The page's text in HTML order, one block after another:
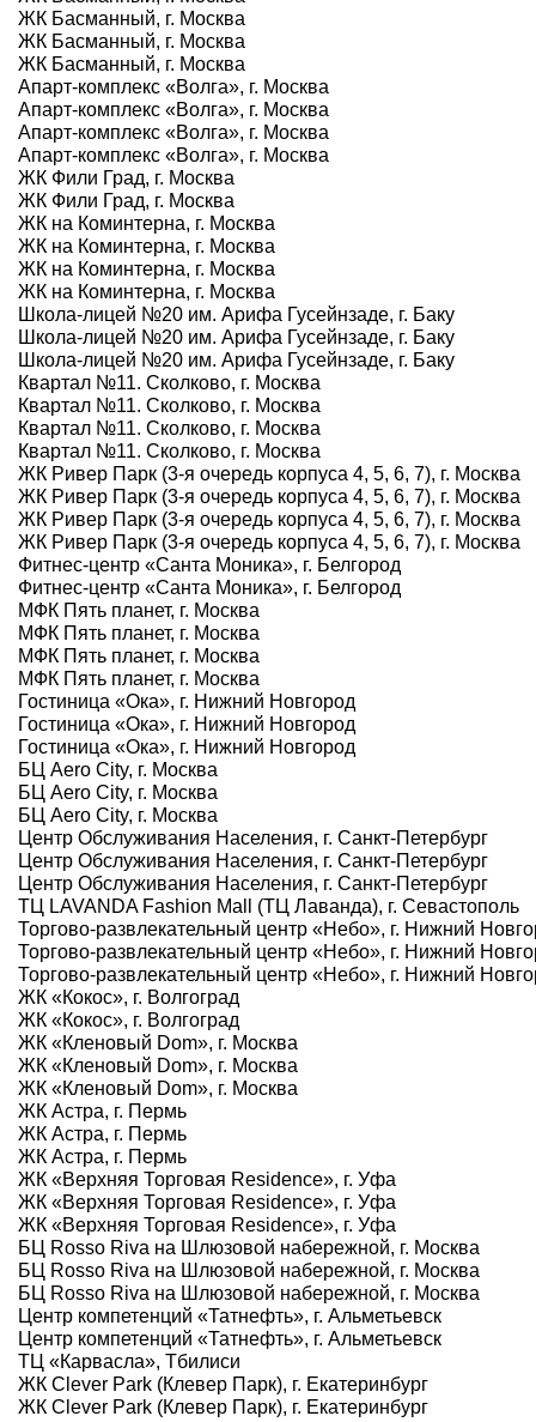
ЖК Басманный, г. Москва
ЖК Басманный, г. Москва
ЖК Басманный, г. Москва
Апарт-комплекс «Волга», г. Москва
Апарт-комплекс «Волга», г. Москва
Апарт-комплекс «Волга», г. Москва
Апарт-комплекс «Волга», г. Москва
ЖК Фили Град, г. Москва
ЖК Фили Град, г. Москва
ЖК на Коминтерна, г. Москва
ЖК на Коминтерна, г. Москва
ЖК на Коминтерна, г. Москва
ЖК на Коминтерна, г. Москва
Школа-лицей №20 им. Арифа Гусейнзаде, г. Баку
Школа-лицей №20 им. Арифа Гусейнзаде, г. Баку
Школа-лицей №20 им. Арифа Гусейнзаде, г. Баку
Квартал №11. Сколково, г. Москва
Квартал №11. Сколково, г. Москва
Квартал №11. Сколково, г. Москва
Квартал №11. Сколково, г. Москва
ЖК Ривер Парк (3-я очередь корпуса 4, 5, 6, 7), г. Москва
ЖК Ривер Парк (3-я очередь корпуса 4, 5, 6, 7), г. Москва
ЖК Ривер Парк (3-я очередь корпуса 4, 5, 6, 7), г. Москва
ЖК Ривер Парк (3-я очередь корпуса 4, 5, 6, 7), г. Москва
Фитнес-центр «Санта Моника», г. Белгород
Фитнес-центр «Санта Моника», г. Белгород
МФК Пять планет, г. Москва
МФК Пять планет, г. Москва
МФК Пять планет, г. Москва
МФК Пять планет, г. Москва
Гостиница «Ока», г. Нижний Новгород
Гостиница «Ока», г. Нижний Новгород
Гостиница «Ока», г. Нижний Новгород
БЦ Aero City, г. Москва
БЦ Aero City, г. Москва
БЦ Aero City, г. Москва
Центр Обслуживания Населения, г. Санкт-Петербург
Центр Обслуживания Населения, г. Санкт-Петербург
Центр Обслуживания Населения, г. Санкт-Петербург
ТЦ LAVANDA Fashion Mall (ТЦ Лаванда), г. Севастополь
Торгово-развлекательный центр «Небо», г. Нижний
Торгово-развлекательный центр «Небо», г. Нижний
Торгово-развлекательный центр «Небо», г. Нижний
ЖК «Кокос», г. Волгоград
ЖК «Кокос», г. Волгоград
ЖК «Кленовый Dom», г. Москва
ЖК «Кленовый Dom», г. Москва
ЖК «Кленовый Dom», г. Москва
ЖК Астра, г. Пермь
ЖК Астра, г. Пермь
ЖК Астра, г. Пермь
ЖК «Верхняя Торговая Residence», г. Уфа
ЖК «Верхняя Торговая Residence», г. Уфа
ЖК «Верхняя Торговая Residence», г. Уфа
БЦ Rosso Riva на Шлюзовой набережной, г. Москва
БЦ Rosso Riva на Шлюзовой набережной, г. Москва
БЦ Rosso Riva на Шлюзовой набережной, г. Москва
Центр компетенций «Татнефть», г. Альметьевск
Центр компетенций «Татнефть», г. Альметьевск
ТЦ «Карвасла», Тбилиси
ЖК Clever Park (Клевер Парк), г. Екатеринбург
ЖК Clever Park (Клевер Парк), г. Екатеринбург